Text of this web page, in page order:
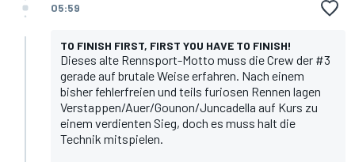
05:59
TO FINISH FIRST, FIRST YOU HAVE TO FINISH!
Dieses alte Rennsport-Motto muss die Crew der #3
gerade auf brutale Weise erfahren. Nach einem
bisher fehlerfreien und teils furiosen Rennen lagen
Verstappen/Auer/Gounon/Juncadella auf Kurs zu
einem verdienten Sieg, doch es muss halt die
Technik mitspielen.